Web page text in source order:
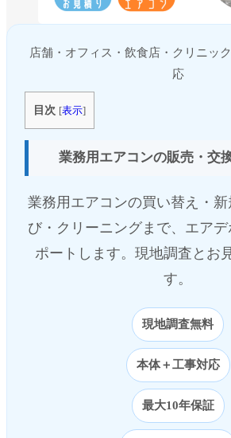
店舗・オフィス・飲食店・クリニッ
応
目次 [表示]
業務用エアコンの販売・交
業務用エアコンの買い替え・
び・クリーニングまで、エア
ポートします。現地調査とお
す。
現地調査無料
本体＋工事対応
最大10年保証